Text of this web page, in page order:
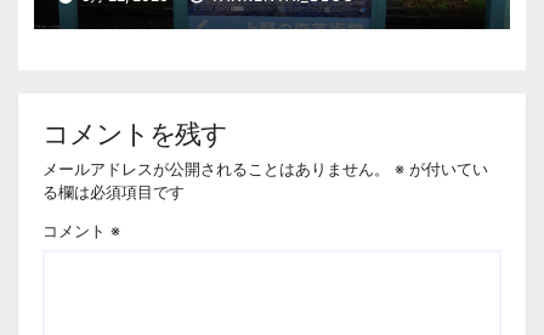
報他
コメントを残す
メールアドレスが公開されることはありません。 ※ が付いてい
る欄は必須項目です
コメント ※